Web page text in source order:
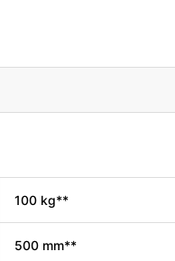
100 kg**
500 mm**